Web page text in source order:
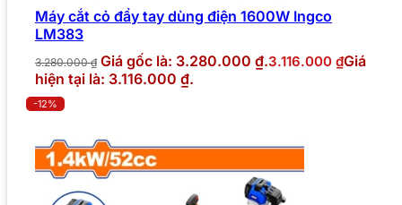
Máy cắt cỏ đẩy tay dùng điện 1600W Ingco
LM383
3.280.000₫ Giá gốc là: 3.280.000 ₫.3.116.000 ₫Giá
hiện tại là: 3.116.000 ₫.
-12%